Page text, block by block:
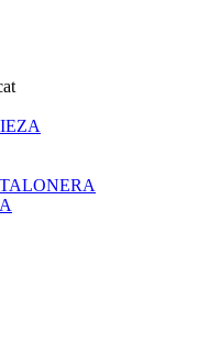
TALONERA